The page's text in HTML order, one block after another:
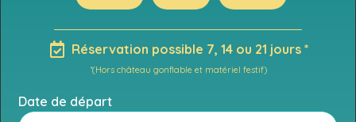
Réservation possible 7, 14 ou 21 jours *
*(Hors château gonflable et matériel festif)
Date de départ